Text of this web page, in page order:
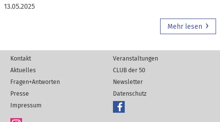
13.05.2025
Mehr lesen
Kontakt
Veranstaltungen
Aktuelles
CLUB der 50
Fragen+Antworten
Newsletter
Presse
Datenschutz
Impressum